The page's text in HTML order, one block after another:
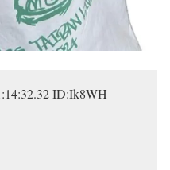
ID:Ik8WH